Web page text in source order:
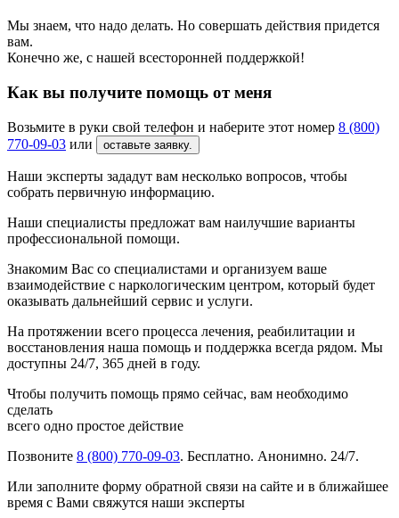
Мы знаем, что надо делать. Но совершать действия придется
вам.
Конечно же, с нашей всесторонней поддержкой!
Как вы получите помощь от меня
Возьмите в руки свой телефон и наберите этот номер 8 (800)
770-09-03 или оставьте заявку.
Наши эксперты зададут вам несколько вопросов, чтобы
собрать первичную информацию.
Наши специалисты предложат вам наилучшие варианты
профессиональной помощи.
Знакомим Вас со специалистами и организуем ваше
взаимодействие с наркологическим центром, который будет
оказывать дальнейший сервис и услуги.
На протяжении всего процесса лечения, реабилитации и
восстановления наша помощь и поддержка всегда рядом. Мы
доступны 24/7, 365 дней в году.
Чтобы получить помощь прямо сейчас, вам необходимо
сделать
всего одно простое действие
Позвоните 8 (800) 770-09-03. Бесплатно. Анонимно. 24/7.
Или заполните форму обратной связи на сайте и в ближайшее
время с Вами свяжутся наши эксперты